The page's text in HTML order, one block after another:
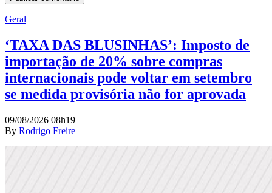
Geral
‘TAXA DAS BLUSINHAS’: Imposto de
importação de 20% sobre compras
internacionais pode voltar em setembro
se medida provisória não for aprovada
09/08/2026 08h19
By Rodrigo Freire